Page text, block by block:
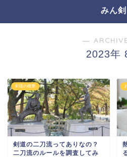
みん剣
―
2023年
剣道の概要
剣道の二刀流ってありなの？
二刀流のルールを調査してみ